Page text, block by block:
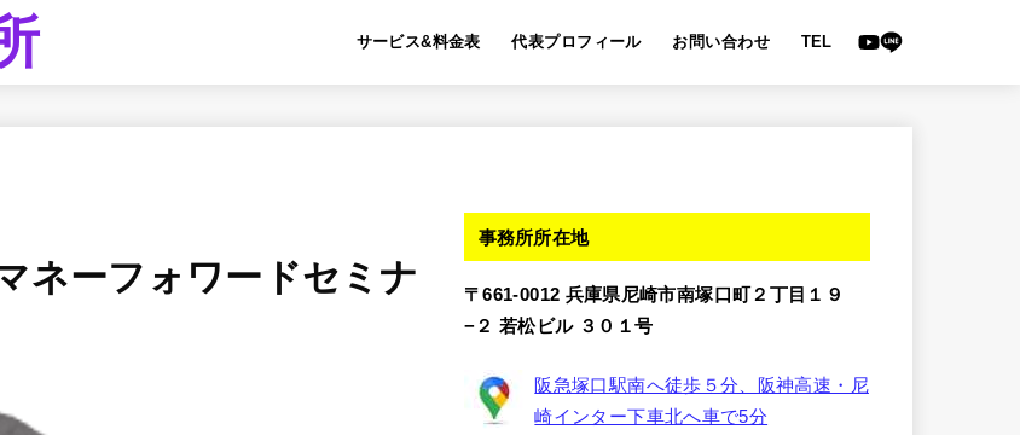
サービス&料金表 代表プロフィール お問い合わせ TEL
ネーフォワードセミナ
事務所所在地
〒661-0012 兵庫県尼崎市南塚口町２丁目１９
−２ 若松ビル ３０１号
阪急塚口駅南へ徒歩５分、阪神高速・尼
崎インター下車北へ車で5分